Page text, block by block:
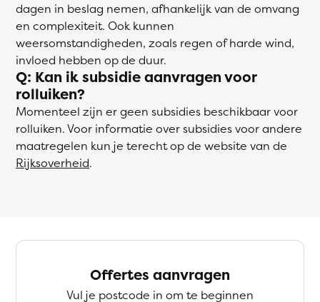
dagen in beslag nemen, afhankelijk van de omvang
en complexiteit. Ook kunnen
weersomstandigheden, zoals regen of harde wind,
invloed hebben op de duur.
Q: Kan ik subsidie aanvragen voor
rolluiken?
Momenteel zijn er geen subsidies beschikbaar voor
rolluiken. Voor informatie over subsidies voor andere
maatregelen kun je terecht op de website van de
Rijksoverheid.
Offertes aanvragen
Vul je postcode in om te beginnen